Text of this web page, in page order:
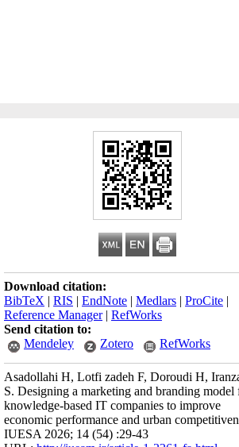
Download citation:
BibTeX | RIS | EndNote | Medlars | ProCite |
Reference Manager| RefWorks
Send citation to:
Mendeley
Zotero RefWorks
Asadollahi H, Lotfi zadeh F, Doroudi H,
S. Designing a marketing and branding model
knowledge-based IT companies to improve
economic performance and urban
IUESA 2026; 14 (54) :29-43